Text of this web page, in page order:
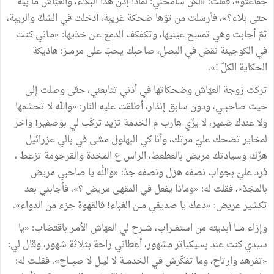
حتى بلاء؟»، فأرسلت من توّها ضحكة غريبة، أدخلت في الشكّ والريبة،
ثمّ أجابت وهي تمسح عينيها، وتكفكف الدمع عـن خدّيها: «مـاني كنـت
في الكوجينة نقصّ في البصل، صاحبك يحبّ على مرمــز: هاذيكة
الحكاية الكلّ !».
تركت زوجة العيّاش وضحكاتها في أذني تتابعني، حتّى وصلت إلى
حيث صاحبــي، ودون سابق إنذار، أطلقت عليه النّار: «والله لا تحشمها
ولا عندك ضمير، لا يزّي هارب م الخدمة تزيد تركّب لي بوصفير! وآخر
لمخاير تضحك عليّ مرتك، وأنا كي البهلول مشى في بالي عزرائيل
هزّك، وسيادتك مريض بالعطعط، الراس ع المخدة والقرجومة تزعط ،
فرد عليّ بجواب نصفه هزل ونصفه جدّ: «والله يا صاحبي مريض
بالمجَدْ»، فقلت له: «وماذا يفعل في المقهى مريض ؟»، فأجابني بعد
تكشير عريض: «دعك يا صديقي مــن الغباء! فالقهوة جزء من الدواء».
وإزاء مـــا أبديته من استغــراب، شــرح لي العيّاش الأمـر باقتضاب: «يا
سيدي كنت عند بسيكياتر مشهور، أعطاني راحة بثلاثة شهور، وقال لي:
«تفرهد وارتاح، وما تفكّرش في الخدمــة لا ليــل لا صبـــاح». فقلــت له: